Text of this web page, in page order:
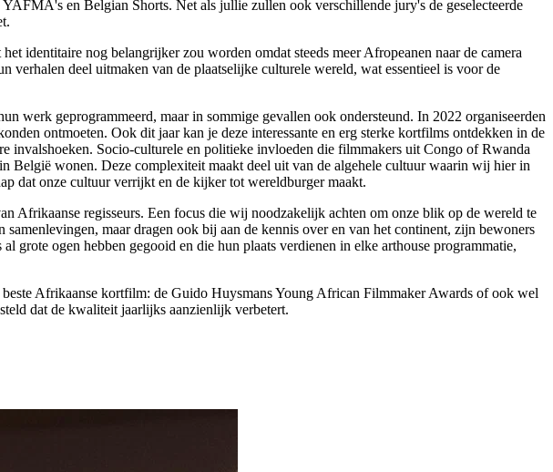
en Belgian Shorts. Net als jullie zullen ook verschillende jury's de geselecteerde
identitaire nog belangrijker zou worden omdat steeds meer Afropeanen naar de camera
deel uitmaken van de plaatselijke culturele wereld, wat essentieel is voor de
werk geprogrammeerd, maar in sommige gevallen ook ondersteund. In 2022 organiseerden
ontmoeten. Ook dit jaar kan je deze interessante en erg sterke kortfilms ontdekken in de
invalshoeken. Socio-culturele en politieke invloeden die filmmakers uit Congo of Rwanda
wonen. Deze complexiteit maakt deel uit van de algehele cultuur waarin wij hier in
dat onze cultuur verrijkt en de kijker tot wereldburger maakt.
Afrikaanse regisseurs. Een focus die wij noodzakelijk achten om onze blik op de wereld te
maar dragen ook bij aan de kennis over en van het continent, zijn bewoners
ogen hebben gegooid en die hun plaats verdienen in elke arthouse programmatie,
Afrikaanse kortfilm: de Guido Huysmans Young African Filmmaker Awards of ook wel
dat de kwaliteit jaarlijks aanzienlijk verbetert.